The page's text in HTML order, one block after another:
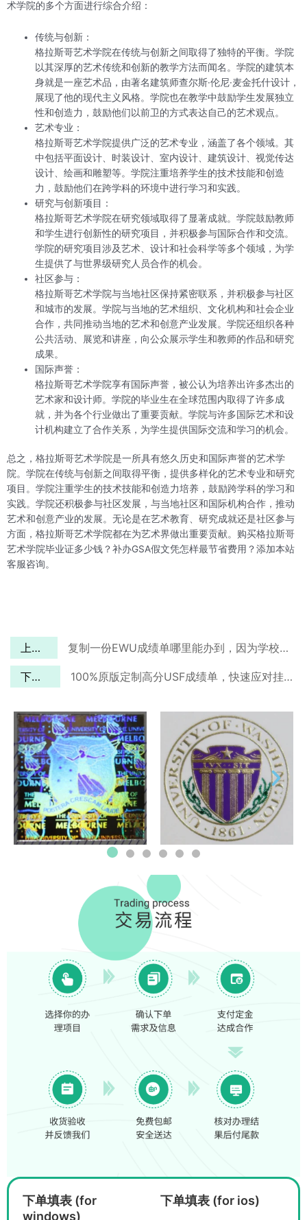
术学院的多个方面进行综合介绍：
传统与创新：
格拉斯哥艺术学院在传统与创新之间取得了独特的平衡。学院
以其深厚的艺术传统和创新的教学方法而闻名。学院的建筑本
身就是一座艺术品，由著名建筑师查尔斯·伦尼·麦金托什设计，
展现了他的现代主义风格。学院也在教学中鼓励学生发展独立
性和创造力，鼓励他们以前卫的方式表达自己的艺术观点。
艺术专业：
格拉斯哥艺术学院提供广泛的艺术专业，涵盖了各个领域。其
中包括平面设计、时装设计、室内设计、建筑设计、视觉传达
设计、绘画和雕塑等。学院注重培养学生的技术技能和创造
力，鼓励他们在跨学科的环境中进行学习和实践。
研究与创新项目：
格拉斯哥艺术学院在研究领域取得了显著成就。学院鼓励教师
和学生进行创新性的研究项目，并积极参与国际合作和交流。
学院的研究项目涉及艺术、设计和社会科学等多个领域，为学
生提供了与世界级研究人员合作的机会。
社区参与：
格拉斯哥艺术学院与当地社区保持紧密联系，并积极参与社区
和城市的发展。学院与当地的艺术组织、文化机构和社会企业
合作，共同推动当地的艺术和创意产业发展。学院还组织各种
公共活动、展览和讲座，向公众展示学生和教师的作品和研究
成果。
国际声誉：
格拉斯哥艺术学院享有国际声誉，被公认为培养出许多杰出的
艺术家和设计师。学院的毕业生在全球范围内取得了许多成
就，并为各个行业做出了重要贡献。学院与许多国际艺术和设
计机构建立了合作关系，为学生提供国际交流和学习的机会。
总之，格拉斯哥艺术学院是一所具有悠久历史和国际声誉的艺术学
院。学院在传统与创新之间取得平衡，提供多样化的艺术专业和研究
项目。学院注重学生的技术技能和创造力培养，鼓励跨学科的学习和
实践。学院还积极参与社区发展，与当地社区和国际机构合作，推动
艺术和创意产业的发展。无论是在艺术教育、研究成就还是社区参与
方面，格拉斯哥艺术学院都在为艺术界做出重要贡献。购买格拉斯哥
艺术学院毕业证多少钱？补办GSA假文凭怎样最节省费用？添加本站
客服咨询。
上一篇 复制一份EWU成绩单哪里能办到，因为学校发的找不到了
下一篇 100%原版定制高分USF成绩单，快速应对挂科问题
下单填表 (for
windows)
下单填表 (for ios)